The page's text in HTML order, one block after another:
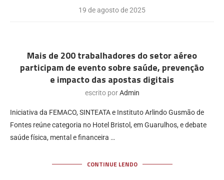
19 de agosto de 2025
Mais de 200 trabalhadores do setor aéreo
participam de evento sobre saúde, prevenção
e impacto das apostas digitais
escrito porAdmin
Iniciativa da FEMACO, SINTEATA e Instituto Arlindo Gusmão de
Fontes reúne categoria no Hotel Bristol, em Guarulhos, e debate
saúde física, mental e financeira …
CONTINUE LENDO